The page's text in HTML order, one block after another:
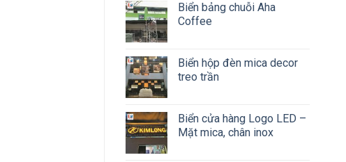
Biển bảng chuỗi Aha
Coffee
Biển hộp đèn mica decor
treo trần
Biển cửa hàng Logo LED –
Mặt mica, chân inox